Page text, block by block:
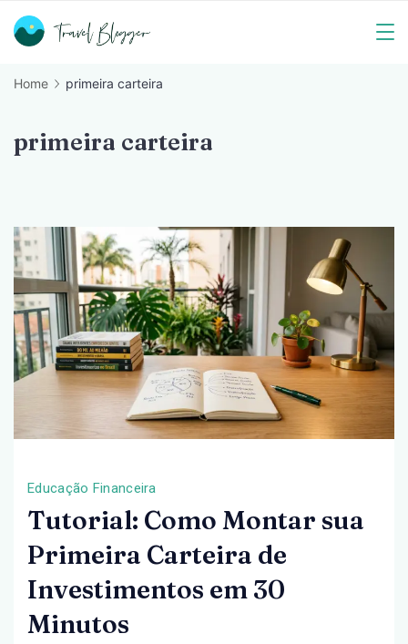
Skip
Blogger
Home primeira carteira
primeira carteira
Educação Financeira
Tutorial: Como Montar sua
Primeira Carteira de
Investimentos em 30
Minutos